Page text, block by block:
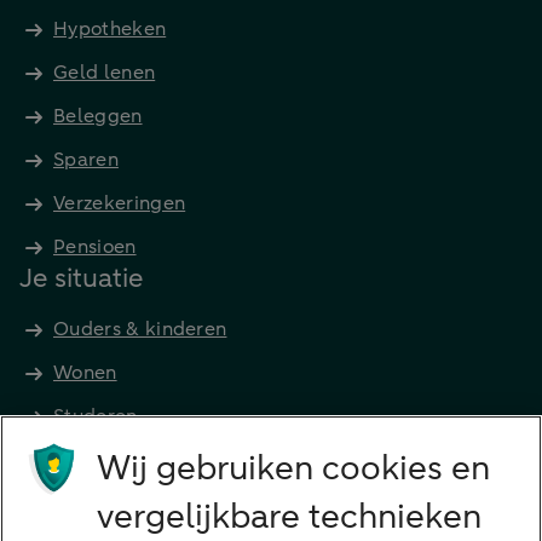
Hypotheken
Geld lenen
Beleggen
Sparen
Verzekeringen
Pensioen
Je situatie
Ouders & kinderen
Wonen
Studeren
Preferred Banking
Wij gebruiken cookies en
vergelijkbare technieken